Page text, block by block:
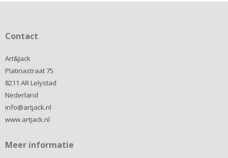
Contact
Art&Jack
Platinastraat 75
8211 AR Lelystad
Nederland
info@artjack.nl
www.artjack.nl
Meer informatie